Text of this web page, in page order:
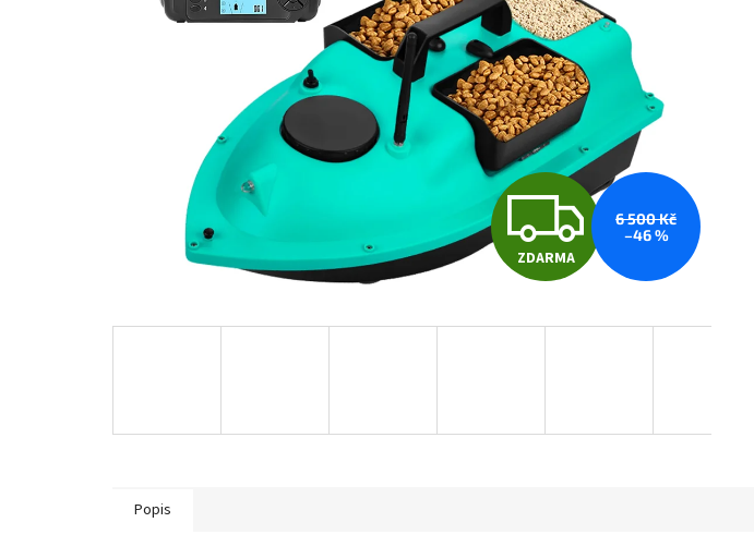
Z
D
R
ZDARMA
6 500 Kč
–46 %
Popis